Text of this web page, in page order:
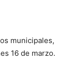
municipales,
16 de marzo.